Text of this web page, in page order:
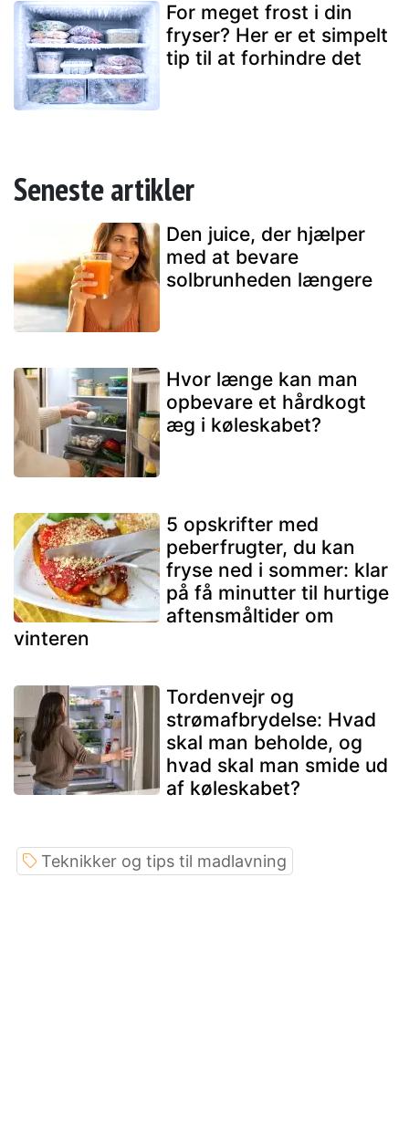
For meget frost i din
fryser? Her er et simpelt
tip til at forhindre det
Seneste artikler
Den juice, der hjælper
med at bevare
solbrunheden længere
Hvor længe kan man
opbevare et hårdkogt
æg i køleskabet?
5 opskrifter med
peberfrugter, du kan
fryse ned i sommer: klar
på få minutter til hurtige
aftensmåltider om
vinteren
Tordenvejr og
strømafbrydelse: Hvad
skal man beholde, og
hvad skal man smide ud
af køleskabet?
Teknikker og tips til madlavning